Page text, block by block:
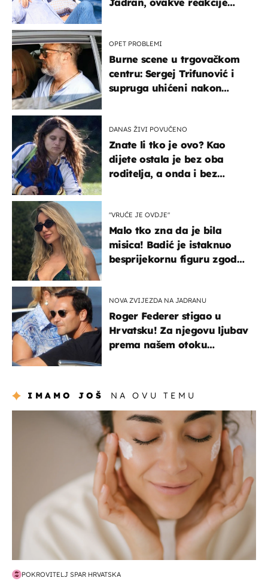
Jadran, ovakve reakcije
OPET PROBLEMI
Burne scene u trgovačkom
centru: Sergej Trifunović i
supruga uhićeni nakon
DANAS ŽIVI POVUČENO
Znate li tko je ovo? Kao
dijete ostala je bez oba
roditelja, a onda i bez
"VRUĆE JE OVDJE"
Malo tko zna da je bila
misica! Badić je istaknuo
besprijekornu figuru zgodne
NOVA ZVIJEZDA NA JADRANU
Roger Federer stigao u
Hrvatsku! Za njegovu ljubav
prema našem otoku
IMAMO JOŠ NA OVU TEMU
moda & ljepota
POKROVITELJ SPAR HRVATSKA